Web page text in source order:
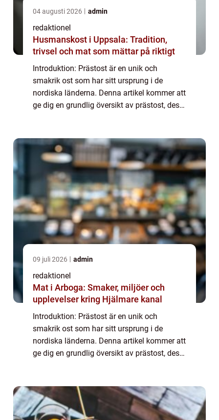
04 augusti 2026 admin
redaktionel
Husmanskost i Uppsala: Tradition,
trivsel och mat som mättar på riktigt
Introduktion: Prästost är en unik och
smakrik ost som har sitt ursprung i de
nordiska länderna. Denna artikel kommer att
ge dig en grundlig översikt av prästost, dess
09 juli 2026 admin
redaktionel
Mat i Arboga: Smaker, miljöer och
upplevelser kring Hjälmare kanal
Introduktion: Prästost är en unik och
smakrik ost som har sitt ursprung i de
nordiska länderna. Denna artikel kommer att
ge dig en grundlig översikt av prästost, dess